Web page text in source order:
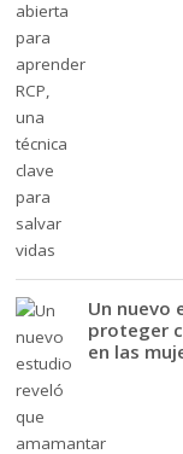
Un nuevo
proteger
en las